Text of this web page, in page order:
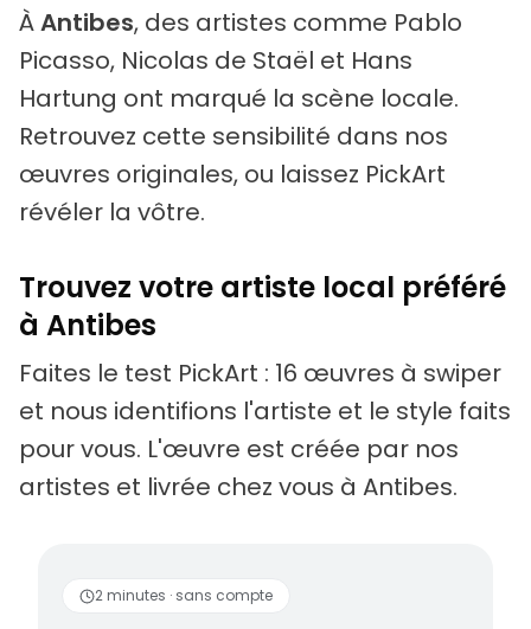
ÀAntibes, des artistes comme Pablo
Picasso, Nicolas de Staël et Hans
Hartung ont marqué la scène locale.
Retrouvez cette sensibilité dans nos
œuvres originales, ou laissez PickArt
révéler la vôtre.
Trouvez votre artiste local préféré
à Antibes
Faites le test PickArt : 16 œuvres à swiper
et nous identifions l'artiste et le style faits
pour vous. L'œuvre est créée par nos
artistes et livrée chez vous à Antibes.
Des artistes vivants
2 minutes · sans compte